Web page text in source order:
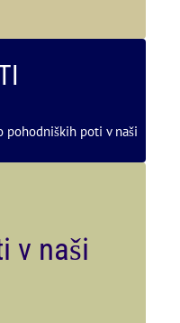
pohodniških poti v naši
v naši